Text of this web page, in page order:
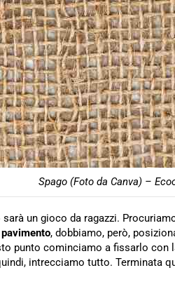
Spago (Foto da Canva) –
un gioco da ragazzi.
pavimento, dobbiamo, però,
punto cominciamo a fissarlo con
intrecciamo tutto. Terminata